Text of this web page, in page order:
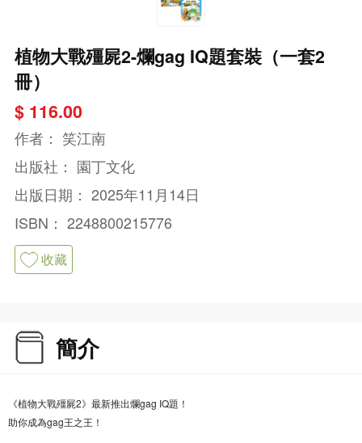
植物大戰殭屍2-爛gag IQ題套裝（一套2
冊）
$ 116.00
作者： 笑江南
出版社： 園丁文化
出版日期： 2025年11月14日
ISBN： 2248800215776
收藏
簡介
《植物大戰殭屍2》最新推出爛gag IQ題！
助你成為gag王之王！